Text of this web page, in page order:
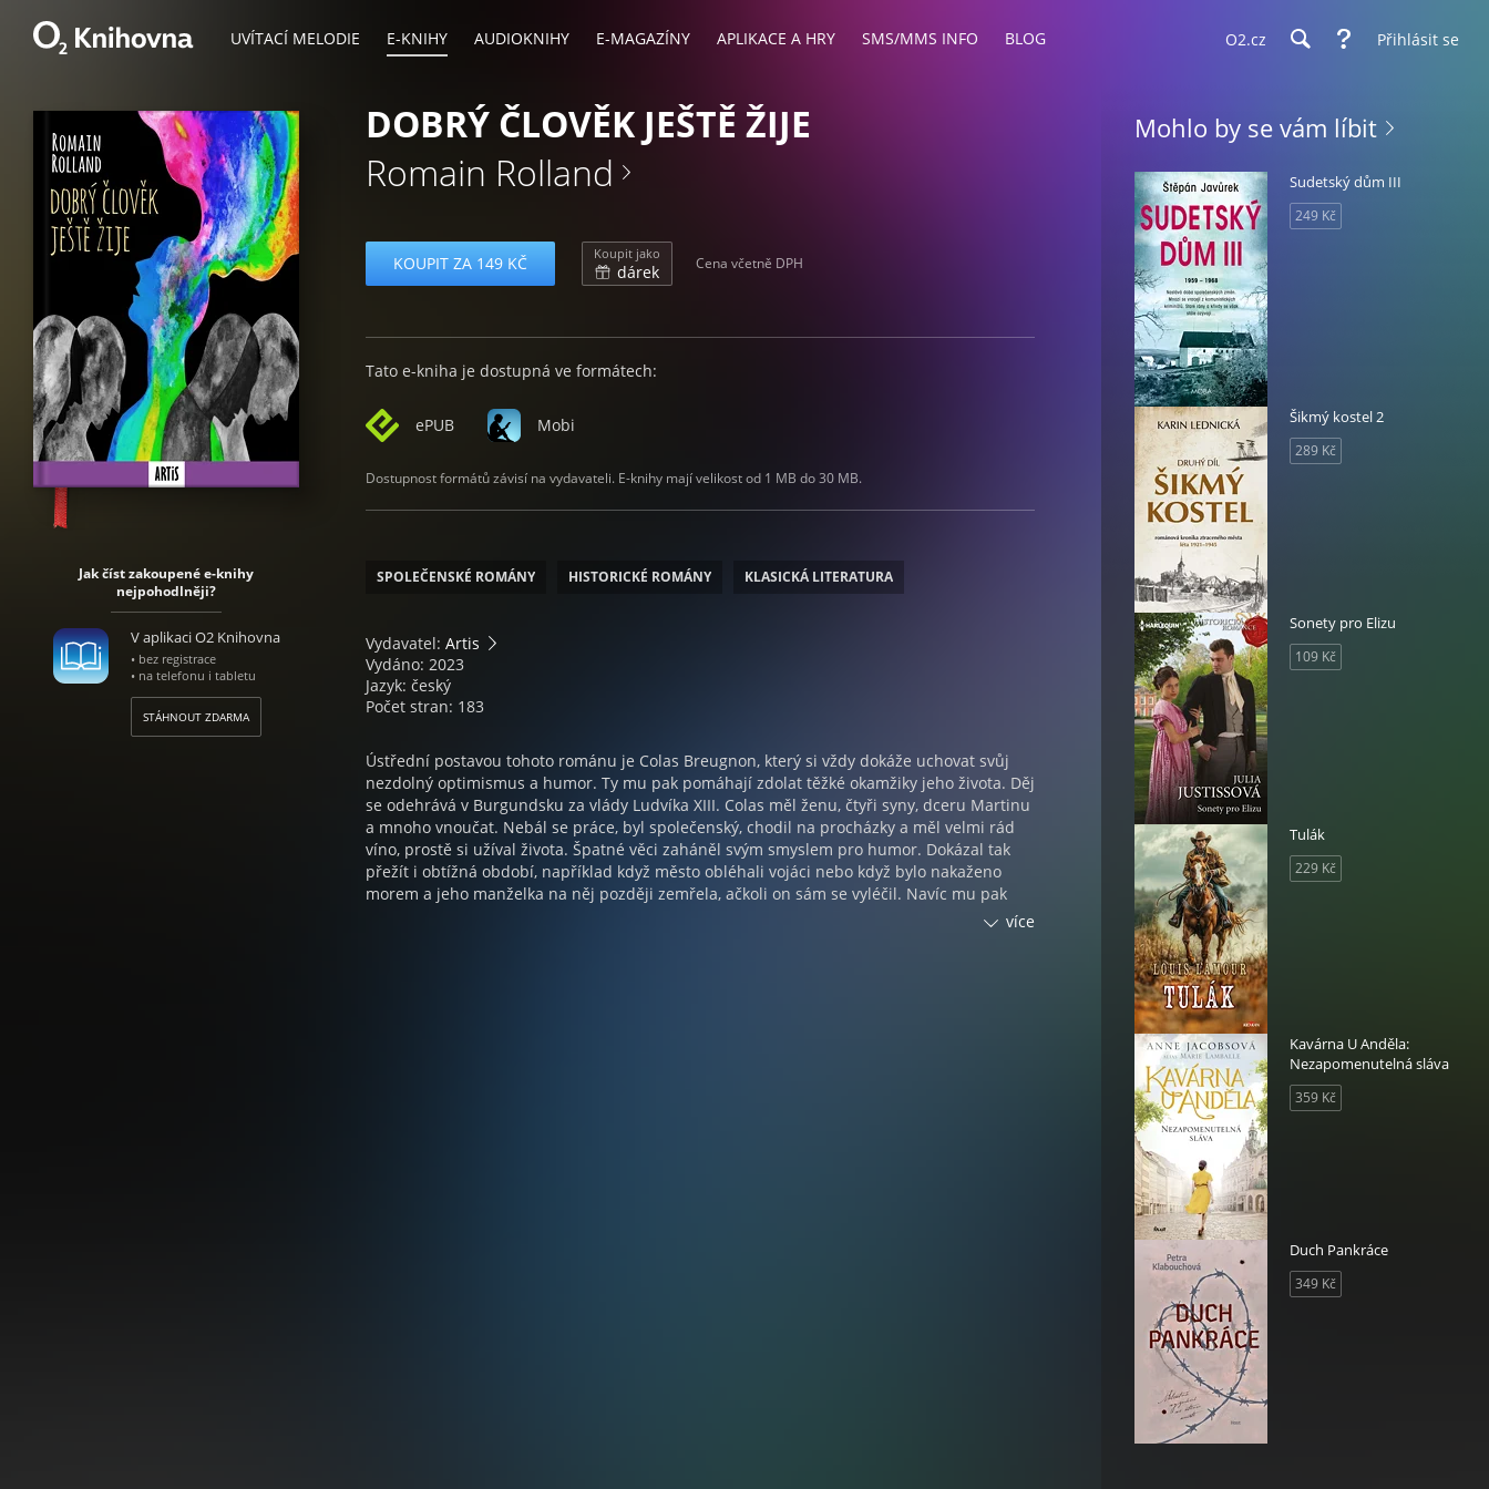
UVÍTACÍ MELODIE E-KNIHY AUDIOKNIHY E-MAGAZÍNY APLIKACE A HRY SMS/MMS INFO BLOG O2.cz Přihlásit se
Jak číst zakoupené e-knihy
nejpohodlněji?
V aplikaci O2 Knihovna
• bez registrace
• na telefonu i tabletu
STÁHNOUT ZDARMA
DOBRÝ ČLOVĚK JEŠTĚ ŽIJE
Romain Rolland
KOUPIT ZA 149 KČ Koupit jako
dárek Cena včetně DPH
Tato e-kniha je dostupná ve formátech:
ePUB Mobi
Dostupnost formátů závisí na vydavateli. E-knihy mají velikost od 1 MB do 30 MB.
SPOLEČENSKÉ ROMÁNY HISTORICKÉ ROMÁNY KLASICKÁ LITERATURA
Vydavatel: Artis
Vydáno: 2023
Jazyk: český
Počet stran: 183
Ústřední postavou tohoto románu je Colas Breugnon, který si vždy dokáže uchovat svůj
nezdolný optimismus a humor. Ty mu pak pomáhají zdolat těžké okamžiky jeho života. Děj
se odehrává v Burgundsku za vlády Ludvíka XIII. Colas měl ženu, čtyři syny, dceru Martinu
a mnoho vnoučat. Nebál se práce, byl společenský, chodil na procházky a měl velmi rád
víno, prostě si užíval života. Špatné věci zaháněl svým smyslem pro humor. Dokázal tak
přežít i obtížná období, například když město obléhali vojáci nebo když bylo nakaženo
morem a jeho manželka na něj později zemřela, ačkoli on sám se vyléčil. Navíc mu pak
vypálili dům a tak bydlel nějakou dobu u své dcery. Jenže chtěl bydlet ve vlastním a o více
Mohlo by se vám líbit
Sudetský dům III
249 Kč
Šikmý kostel 2
289 Kč
Sonety pro Elizu
109 Kč
Tulák
229 Kč
Kavárna U Anděla:
Nezapomenutelná sláva
359 Kč
Duch Pankráce
349 Kč